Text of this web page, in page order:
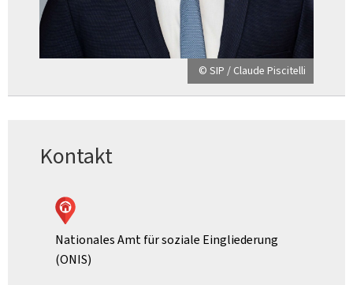
© SIP / Claude Piscitelli
Kontakt
Nationales Amt für soziale Eingliederung
(ONIS)